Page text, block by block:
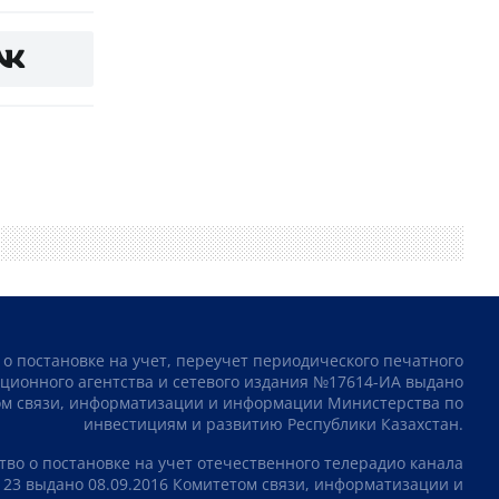
постановке на учет, переучет периодического печатного
агентства и сетевого издания №17614-ИА выдано
связи, информатизации и информации Министерства по
инвестициям и развитию Республики Казахстан.
о постановке на учет отечественного телерадио канала
выдано 08.09.2016 Комитетом связи, информатизации и